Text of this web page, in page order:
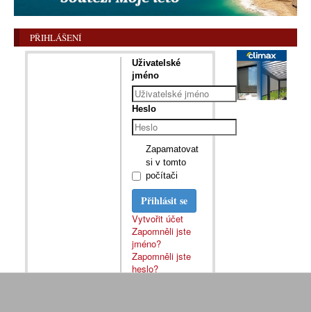
PŘIHLÁŠENÍ
Uživatelské
jméno
Heslo
Zapamatovat
si v tomto
počítači
Přihlásit se
Vytvořit účet
Zapomněli jste
jméno?
Zapomněli jste
heslo?